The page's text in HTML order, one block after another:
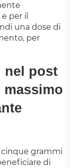
per il
una dose di
per
nel post
grammi
di